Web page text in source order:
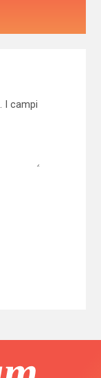
I campi